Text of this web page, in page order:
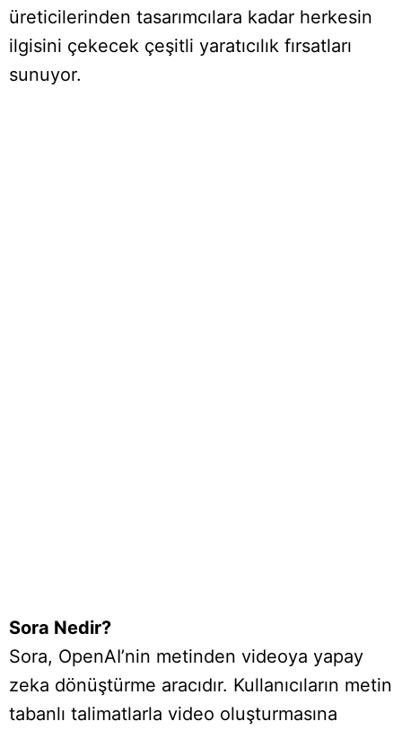
üreticilerinden tasarımcılara kadar herkesin
ilgisini çekecek çeşitli yaratıcılık fırsatları
sunuyor.
Sora Nedir?
Sora, OpenAI’nin metinden videoya yapay
zeka dönüştürme aracıdır. Kullanıcıların metin
tabanlı talimatlarla video oluşturmasına